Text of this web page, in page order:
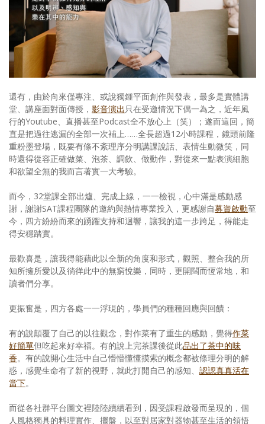
還有，由於向來僅專注、或說獨鍾平面創作與發表，最多是實體講
堂、講座面對面傳授， 影音演出 只在受邀情況下偶一為之，近年風
行的Youtube、直播甚至Podcast全不放心上（笑）；遂而這回，簡
直是把過往逃漏的全部一次補上……全長超過12小時課程，鏡頭前隆
重粉墨登場，既要有條不紊理序分明講課說話、表情生動微笑，同
時還得從容正確做菜、泡茶、調飲、做動作，對從來一點表演細胞
和欲望全無的我而言著實一大考驗。
而今，32堂課全部出爐、完成上線，一一檢視，心中滿是感動感
謝，謝謝SAT課程團隊的邀約與熱情專業投入，更感謝自募資啟動至
今，四方紛紛而來的踴躍支持和迴響，讓我的這一步跨足，得能走
得安穩踏實。
最歡喜是，讓我得能藉此以全新的角度和形式，觀照、整合我的所
知所擁所愛以及徜徉此中的無窮悅樂，同時，更開闊而恆常地，和
讀者們分享。
更振奮是，四方各處一一浮現的，學員們的種種回應與回饋：
有的說顛覆了自己的以往觀念，對作菜有了重生的感動，覺得作菜
好簡單但吃起來好幸福。有的說上完茶課後從此品出了茶中的味
香。有的說開心生活中自己懵懵懂懂摸索的概念都被條理分明的解
惑，感覺生命有了新的視野，就此打開自己的感知、 認認真真活在
當下。
而從各社群平台圖文裡陸陸續續看到，因受課程啟發而呈現的，個
人風格獨具的料理實作、擺盤，以至對居家對器物甚至生活的領悟